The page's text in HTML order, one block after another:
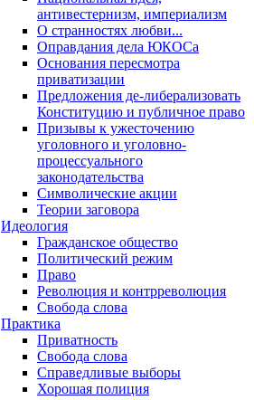
антивестернизм, империализм
О странностях любви...
Оправдания дела ЮКОСа
Основания пересмотра
приватизации
Предложения де-либерализовать
Конституцию и публичное право
Призывы к ужесточению
уголовного и уголовно-
процессуального
законодательства
Символические акции
Теории заговора
Идеология
Гражданское общество
Политический режим
Право
Революция и контрреволюция
Свобода слова
Практика
Приватность
Свобода слова
Справедливые выборы
Хорошая полиция